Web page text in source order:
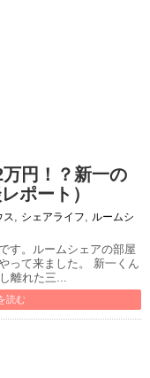
円！？新一の
ポート）
ス シェアライフ
ルームシ
す。ルームシェアの部屋
って来ました。 新一くん
離れた三...
読む